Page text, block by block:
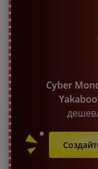
Cyber
Yakaboo